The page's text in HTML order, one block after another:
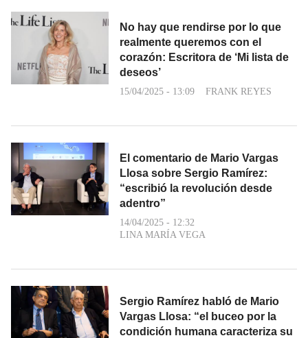
No hay que rendirse por lo que
realmente queremos con el
corazón: Escritora de ‘Mi lista de
deseos’
15/04/2025 - 13:09 FRANK REYES
El comentario de Mario Vargas
Llosa sobre Sergio Ramírez:
“escribió la revolución desde
adentro”
14/04/2025 - 12:32
LINA MARÍA VEGA
Sergio Ramírez habló de Mario
Vargas Llosa: “el buceo por la
condición humana caracteriza su